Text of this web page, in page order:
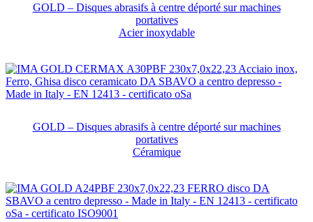
GOLD – Disques abrasifs à centre déporté sur machines
portatives
Acier inoxydable
GOLD – Disques abrasifs à centre déporté sur machines
portatives
Céramique